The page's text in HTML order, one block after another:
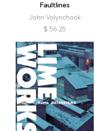
Faultlines
John Volynchook
$ 56.25